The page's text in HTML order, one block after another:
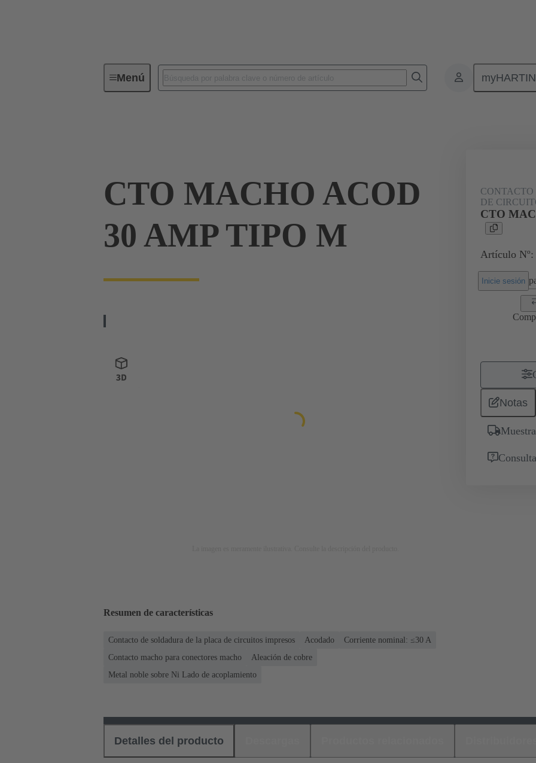
MenúConectividad de dispositivos Conectores de placa a placa de
CTO MACHO ACOD
30 AMP TIPO M
DE
CTO
Artículo Nº:
Inicie sesión
Notas
Resumen de características
Contacto de soldadura de la placa de circuitos impresos Acodado
Corriente nominal: ≤30 A
Contacto macho para conectores macho
Aleación de cobre
Metal noble sobre Ni Lado de acoplamiento
Detalles del producto